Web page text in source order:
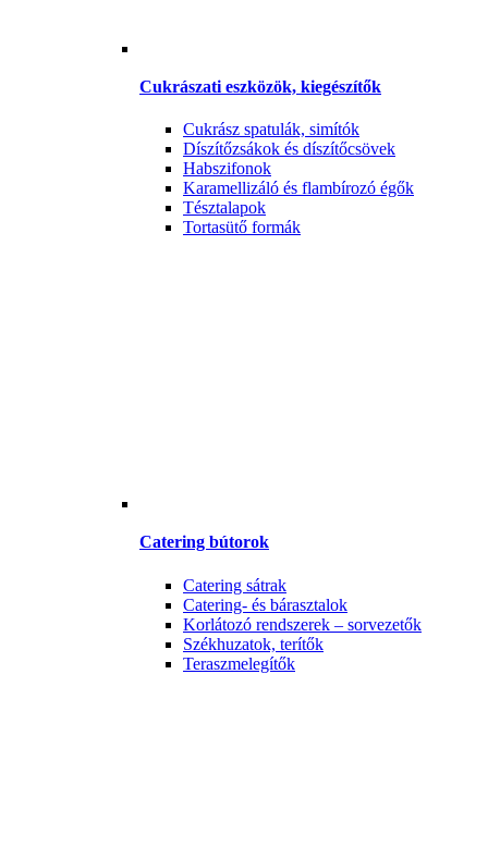
Cukrászati eszközök, kiegészítők
Cukrász spatulák, simítók
Díszítőzsákok és díszítőcsövek
Habszifonok
Karamellizáló és flambírozó égők
Tésztalapok
Tortasütő formák
Catering bútorok
Catering sátrak
Catering- és bárasztalok
Korlátozó rendszerek – sorvezetők
Székhuzatok, terítők
Teraszmelegítők